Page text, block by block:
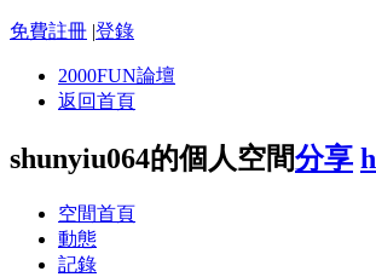
免費註冊 |登錄
2000FUN論壇
返回首頁
shunyiu064的個人空間分享
空間首頁
動態
記錄